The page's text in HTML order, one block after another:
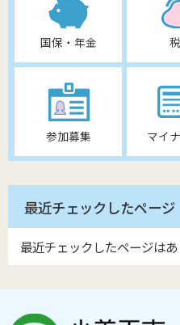
国保・年金
参加募集 マイ
最近チェックしたページ
最近チェックしたページはあ